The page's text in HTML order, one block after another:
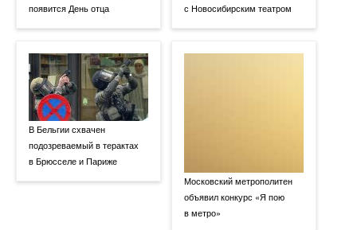
появится День отца
В Бельгии схвачен
подозреваемый в терактах
в Брюсселе и Париже
с Новосибирским театром
Московский метрополитен
объявил конкурс «Я пою
в метро»